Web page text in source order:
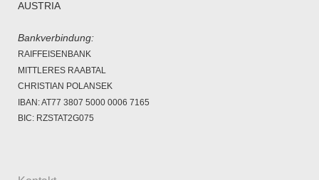
AUSTRIA
Bankverbindung:
RAIFFEISENBANK
MITTLERES RAABTAL
CHRISTIAN POLANSEK
IBAN: AT77 3807 5000 0006 7165
BIC: RZSTAT2G075